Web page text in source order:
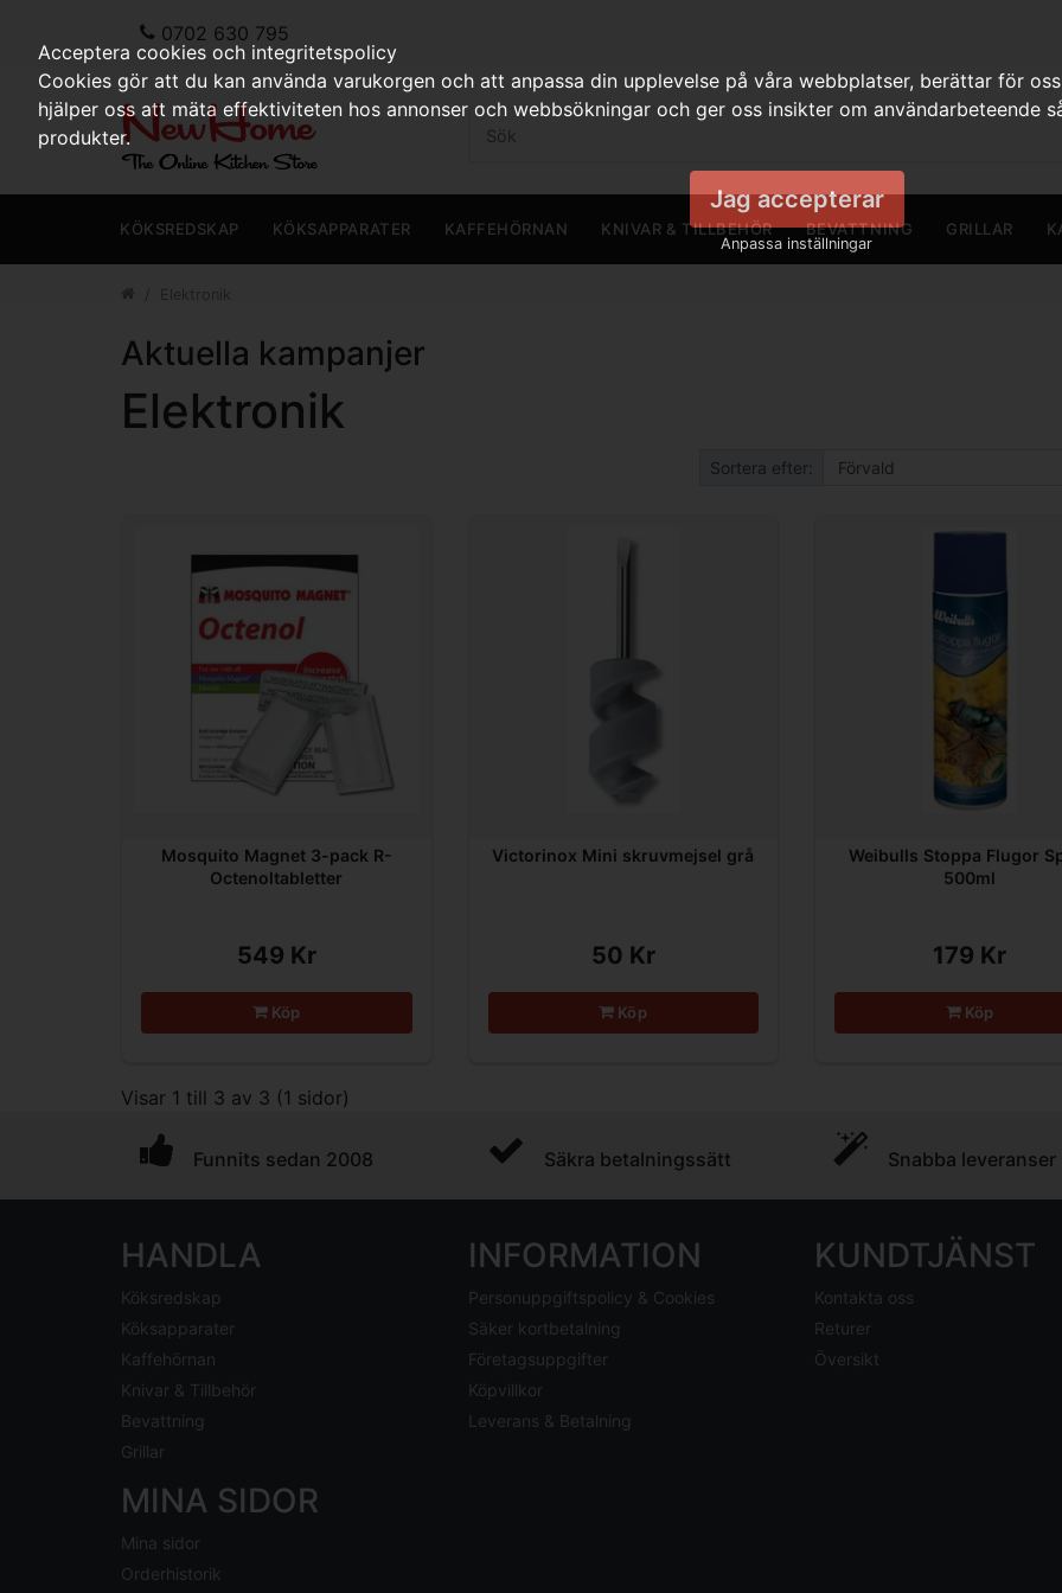
0702 630 795
KÖKSREDSKAP KÖKSAPPARATER KAFFEHÖRNAN KNIVAR & TILLBEHÖR BEVATTNING GRILLAR
Aktuella kampanjer
Elektronik
Sortera efter:
Mosquito Magnet 3-pack R-
Octenoltabletter
549 Kr
Köp
Victorinox Mini skruvmejsel grå
50 Kr
Köp
Weibulls Stoppa Flugor
500ml
179 Kr
Köp
Visar 1 till 3 av 3 (1 sidor)
Funnits sedan 2008 Säkra betalningssätt Snabba leveranser
HANDLA
Köksredskap
Köksapparater
Kaffehörnan
Knivar & Tillbehör
Bevattning
Grillar
INFORMATION
Personuppgiftspolicy & Cookies
Säker kortbetalning
Företagsuppgifter
Köpvillkor
Leverans & Betalning
KUNDTJÄNST
Kontakta oss
Returer
Översikt
MINA SIDOR
Mina sidor
Orderhistorik
Acceptera cookies och integritetspolicy
Cookies gör att du kan använda varukorgen och att anpassa din upplevelse på våra webbplatser, berättar för
hjälper oss att mäta effektiviteten hos annonser och webbsökningar och ger oss insikter om användarbeteende
produkter.
Jag accepterar
Anpassa inställningar